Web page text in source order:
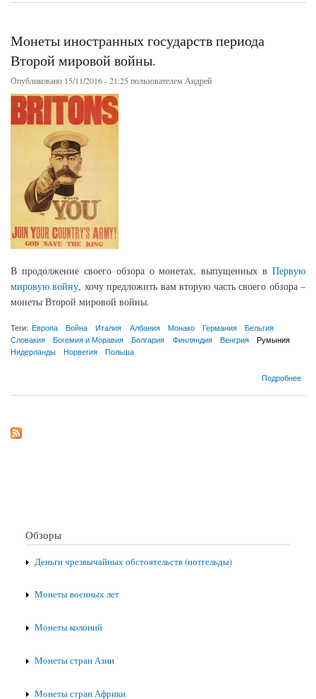
Монеты иностранных государств периода
Второй мировой войны.
Опубликовано 15/11/2016 - 21:25 пользователем Андрей
В продолжение своего обзора о монетах, выпущенных в Первую
мировую войну, хочу предложить вам вторую часть своего обзора –
монеты Второй мировой войны.
Теги: Европа Война Италия Албания Монако Германия
Бельгия
Словакия
Богемия и Моравия Болгария Финляндия Венгрия
Румыния
Нидерланды
Норвегия Польша
Подробнее
Обзоры
Деньги чрезвычайных обстоятельств (нотгельды)
Монеты военных лет
Монеты колоний
Монеты стран Азии
Монеты стран Африки